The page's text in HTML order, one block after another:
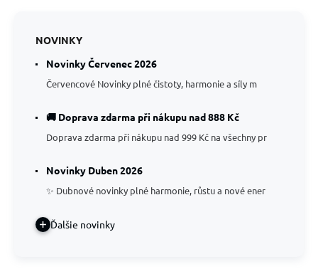
NOVINKY
Novinky Červenec 2026
Červencové Novinky plné čistoty, harmonie a síly m
🚚 Doprava zdarma při nákupu nad 888 Kč
Doprava zdarma při nákupu nad 999 Kč na všechny pr
Novinky Duben 2026
✨ Dubnové novinky plné harmonie, růstu a nové ener
Ďalšie novinky